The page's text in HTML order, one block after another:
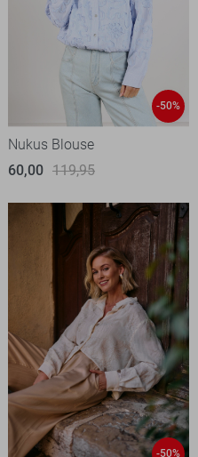
-50%
Nukus Blouse
60,00 119,95
-50%